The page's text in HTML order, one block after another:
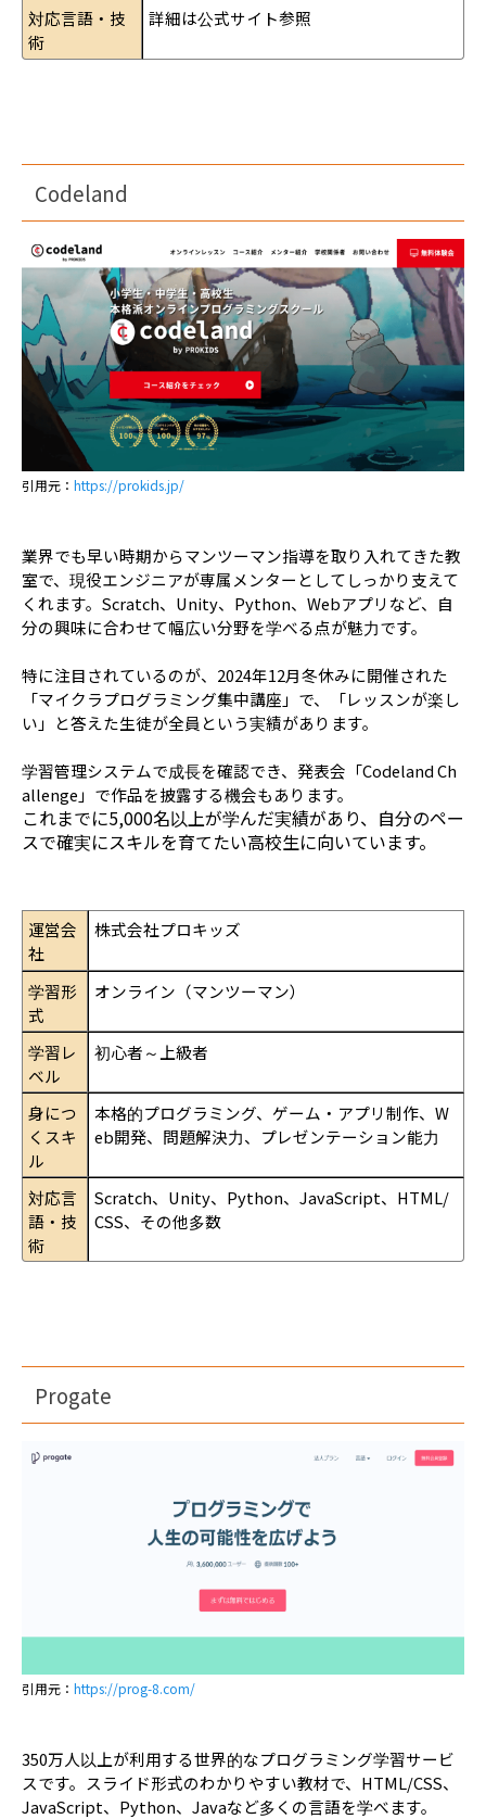
対応言語・技
術
詳細は公式サイト参照
Codeland
引用元： https://prokids.jp/
業界でも早い時期からマンツーマン指導を取り入れてきた教
室で、現役エンジニアが専属メンターとしてしっかり支えて
くれます。Scratch、Unity、Python、Webアプリなど、自
分の興味に合わせて幅広い分野を学べる点が魅力です。
特に注目されているのが、2024年12月冬休みに開催された
「マイクラプログラミング集中講座」で、「レッスンが楽し
い」と答えた生徒が全員という実績があります。
学習管理システムで成長を確認でき、発表会「Codeland Ch
allenge」で作品を披露する機会もあります。
これまでに5,000名以上が学んだ実績があり、自分のペー
スで確実にスキルを育てたい高校生に向いています。
運営会
社
株式会社プロキッズ
学習形
式
オンライン（マンツーマン）
学習レ
ベル
初心者～上級者
身につ
くスキ
ル
本格的プログラミング、ゲーム・アプリ制作、W
eb開発、問題解決力、プレゼンテーション能力
対応言
語・技
術
Scratch、Unity、Python、JavaScript、HTML/
CSS、その他多数
Progate
引用元： https://prog-8.com/
350万人以上が利用する世界的なプログラミング学習サービ
スです。スライド形式のわかりやすい教材で、HTML/CSS、
JavaScript、Python、Javaなど多くの言語を学べます。